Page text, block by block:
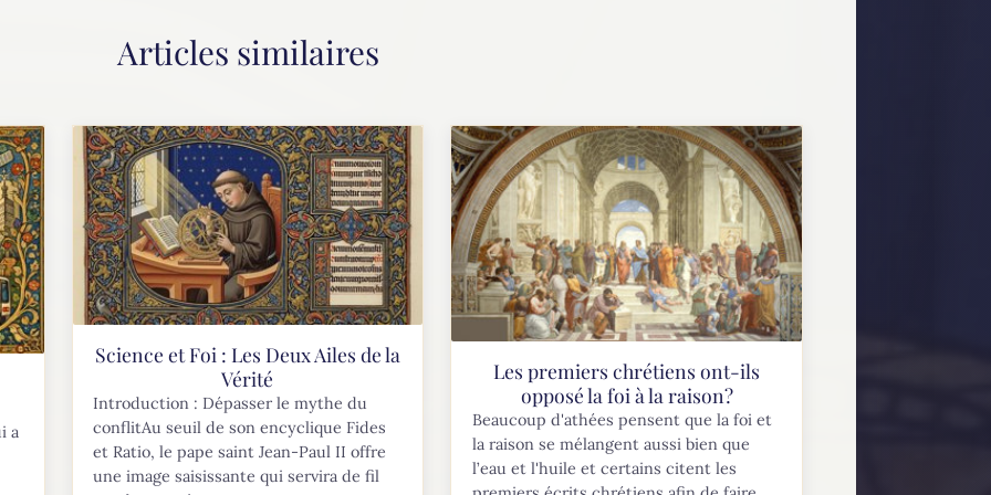
Articles similaires
a
Science et Foi : Les Deux Ailes de la
Vérité
Introduction : Dépasser le mythe du
conflitAu seuil de son encyclique Fides
et Ratio, le pape saint Jean-Paul II offre
une image saisissante qui servira de fil
Les premiers chrétiens ont-ils
opposé la foi à la raison?
Beaucoup d'athées pensent que la foi et
la raison se mélangent aussi bien que
l’eau et l'huile et certains citent les